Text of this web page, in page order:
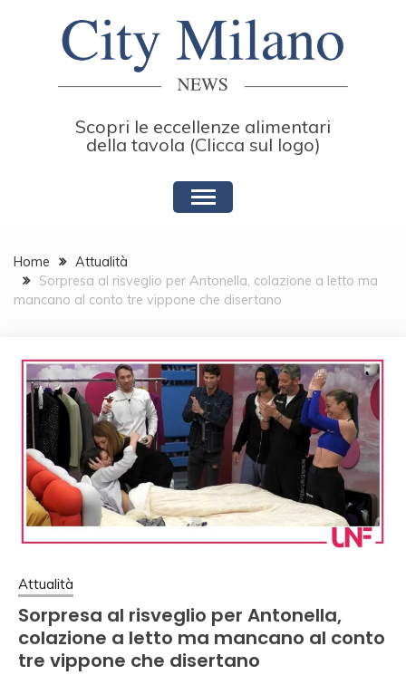
Scopri le eccellenze alimentari
della tavola (Clicca sul logo)
Home
Attualità
Sorpresa al risveglio per Antonella, colazione a letto ma
mancano al conto tre vippone che disertano
Attualità
Sorpresa al risveglio per Antonella,
colazione a letto ma mancano al conto
tre vippone che disertano